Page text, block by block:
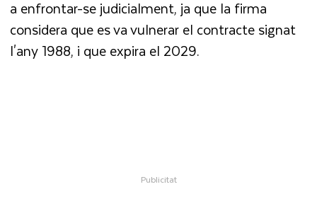
a enfrontar-se judicialment, ja que la firma
considera que es va vulnerar el contracte signat
l'any 1988, i que expira el 2029.